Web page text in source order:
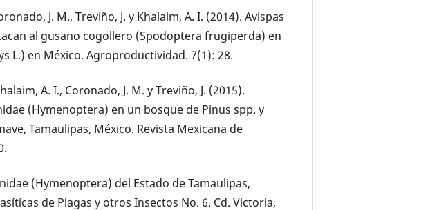
J. M., Treviño, J. y Khalaim, A. I. (2014). Avispas
al gusano cogollero (Spodoptera frugiperda) en
L.) en México. Agroproductividad. 7(1): 28.
A. I., Coronado, J. M. y Treviño, J. (2015).
(Hymenoptera) en un bosque de Pinus spp. y
Tamaulipas, México. Revista Mexicana de
(Hymenoptera) del Estado de Tamaulipas,
de Plagas y otros Insectos No. 6. Cd. Victoria,